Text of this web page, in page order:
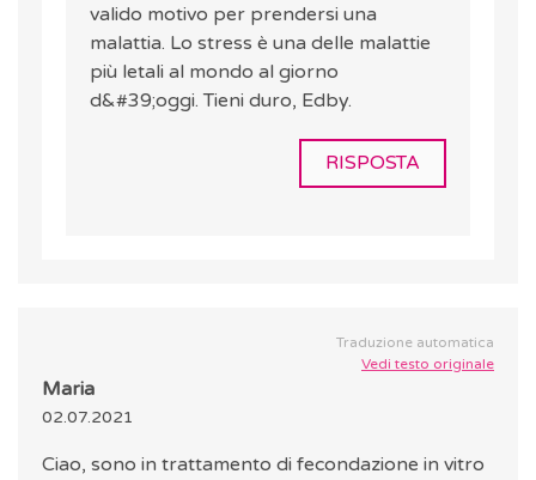
valido motivo per prendersi una
malattia. Lo stress è una delle malattie
più letali al mondo al giorno
d&#39;oggi. Tieni duro, Edby.
RISPOSTA
Traduzione automatica
Vedi testo originale
Maria
02.07.2021
Ciao, sono in trattamento di fecondazione in vitro